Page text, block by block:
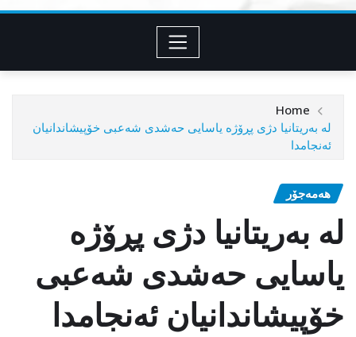
Home
لە بەریتانیا دژى پڕۆژە یاسایی حەشدى شەعبى خۆپیشاندانیان
ئەنجامدا
هەمەجۆر
لە بەریتانیا دژى پڕۆژە
یاسایی حەشدى شەعبى
خۆپیشاندانیان ئەنجامدا